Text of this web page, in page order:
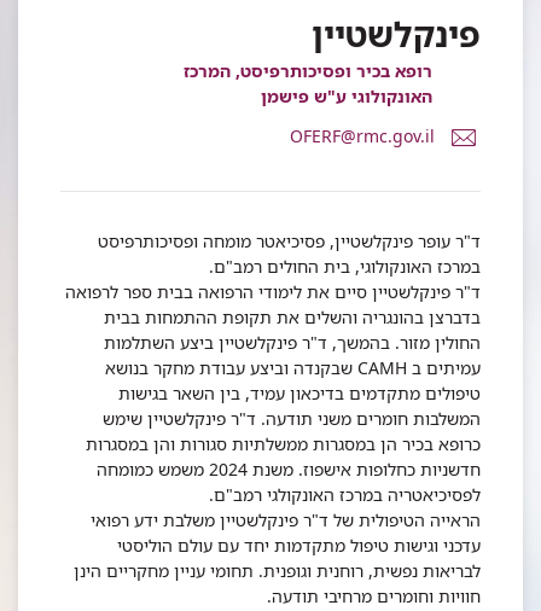
פינקלשטיין
רופא בכיר ופסיכותרפיסט, המרכז
האונקולוגי ע"ש פישמן
דואר
פינקלשטיין
OFERF@rmc.gov.il
ד"ר עופר פינקלשטיין, פסיכיאטר מומחה ופסיכותרפיסט
במרכז האונקולוגי, בית החולים רמב"ם.
ד"ר פינקלשטיין סיים את לימודי הרפואה בבית ספר לרפואה
בדברצן בהונגריה והשלים את תקופת ההתמחות בבית
החולין מזור. בהמשך, ד"ר פינקלשטיין ביצע השתלמות
עמיתים ב CAMH שבקנדה וביצע עבודת מחקר בנושא
טיפולים מתקדמים בדיכאון עמיד, בין השאר בגישות
המשלבות חומרים משני תודעה. ד"ר פינקלשטיין שימש
כרופא בכיר הן במסגרות ממשלתיות סגורות והן במסגרות
חדשניות כחלופות אישפוז. משנת 2024 משמש כמומחה
לפסיכיאטריה במרכז האונקולגי רמב"ם.
הראייה הטיפולית של ד"ר פינקלשטיין משלבת ידע רפואי
עדכני וגישות טיפול מתקדמות יחד עם עולם הוליסטי
לבריאות נפשית, רוחנית וגופנית. תחומי עניין מחקריים הינן
חוויות וחומרים מרחיבי תודעה.